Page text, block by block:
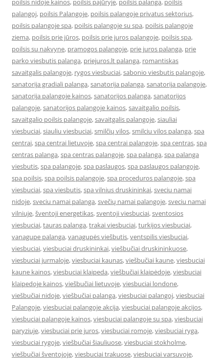
poilsis nidoje kainos, poilsis pajūryje, poilsis palanga, poilsis
palangoj, poilsis Palangoje, poilsis palangoje privatus sektorius,
poilsis palangoje spa, poilsis palangoje su spa, poilsis palangoje
ziema, poilsis prie jūros, poilsis prie juros palangoje, poilsis spa,
poilsis su nakvyne, pramogos palangoje, prie juros palanga, prie
parko viesbutis palanga, priejuros.lt palanga, romantiskas
savaitgalis palangoje, rygos viesbuciai,sabonio viesbutis palangoje,
sanatorija gradiali palanga,sanatorija palanga,sanatorija palangoje,
sanatorija palangoje kainos,sanatorijos palanga,sanatorijos
palangoje,sanatorijos palangoje kainos,savaitgalio poilsis,
savaitgalio poilsis palangoje,savaitgalis palangoje,siauliai
viesbuciai,siauliu viesbuciai,smilčių vilos,smilciu vilos palanga,spa
centrai,spa centrai lietuvoje,spa centrai palangoje,spa centras,spa
centras palanga,spa centras palangoje,spa palanga,spa palanga
viesbutis,spa palangoje,spa paslaugos,spa paslaugos palangoje,
spa poilsis,spa poilsis palangoje,spa proceduros palangoje,spa
viesbuciai,spa viesbutis,spa vilnius druskininkai,sveciu namai
nidoje,sveciu namai palanga,svečių namai palangoje,sveciu namai
vilniuje,šventoji energetikas,sventoji viesbuciai,sventosios
viesbuciai,tauras palanga,trakai viesbuciai,turkijos viesbuciai,
vanagupe palanga,vanagupės viešbutis,ventspilis viesbuciai,
viesbuciai,viesbuciai druskininkai,viešbučiai druskininkuose,
viesbuciai jurmaloje,viesbuciai kaunas,viešbučiai kaune,viesbuciai
kaune kainos,viesbuciai klaipeda,viešbučiai klaipėdoje,viesbuciai
klaipedoje kainos,viešbučiai lietuvoje,viesbuciai londone,
viešbučiai nidoje,viešbučiai palanga,viesbuciai palangoj,viesbuciai
Palangoje,viesbuciai palangoje akcija,viesbuciai palangoje akcijos,
viesbuciai palangoje kainos,viesbuciai palangoje su spa,viesbuciai
paryziuje,viesbuciai prie juros,viesbuciai romoje,viesbuciai ryga,
viesbuciai rygoje,viešbučiai šiauliuose,viesbuciai stokholme,
viešbučiai šventojoje,viesbuciai trakuose,viesbuciai varsuvoje,